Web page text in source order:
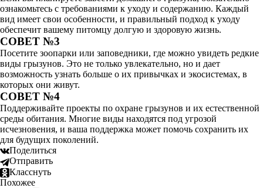
ознакомьтесь с требованиями к уходу и содержанию. Каждый
вид имеет свои особенности, и правильный подход к уходу
обеспечит вашему питомцу долгую и здоровую жизнь.
СОВЕТ №3
Посетите зоопарки или заповедники, где можно увидеть редкие
виды грызунов. Это не только увлекательно, но и дает
возможность узнать больше о их привычках и экосистемах, в
которых они живут.
СОВЕТ №4
Поддерживайте проекты по охране грызунов и их естественной
среды обитания. Многие виды находятся под угрозой
исчезновения, и ваша поддержка может помочь сохранить их
для будущих поколений.
Поделиться
Отправить
Класснуть
Похожее